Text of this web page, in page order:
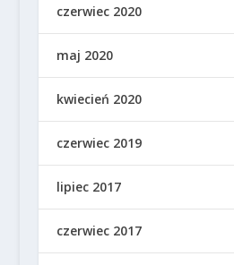
czerwiec 2020
maj 2020
kwiecień 2020
czerwiec 2019
lipiec 2017
czerwiec 2017